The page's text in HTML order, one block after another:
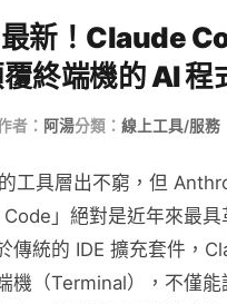
新！Claude
終端機的 AI 程
者： 阿湯分類： 線上工具/服務
工具層出不窮，但
Code」絕對是近年來最
傳統的 IDE 擴充套件，
機（Terminal），不僅